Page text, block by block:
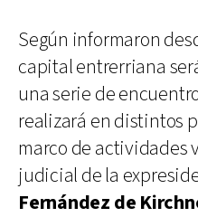
Según informaron
capital entrerriana
una serie de
realizará en distintos
marco de actividades
judicial de la
Fernández de